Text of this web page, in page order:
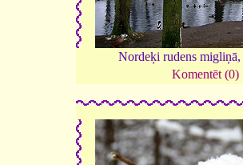
Nordeķi rudens
Komentēt (0)